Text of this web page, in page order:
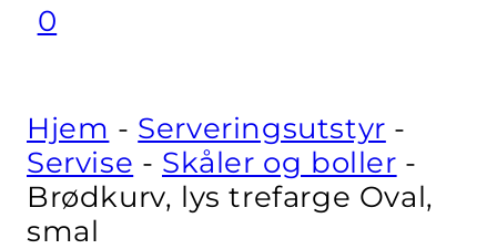
0
Hjem - Serveringsutstyr -
Servise - Skåler og boller -
Brødkurv, lys trefarge Oval,
smal